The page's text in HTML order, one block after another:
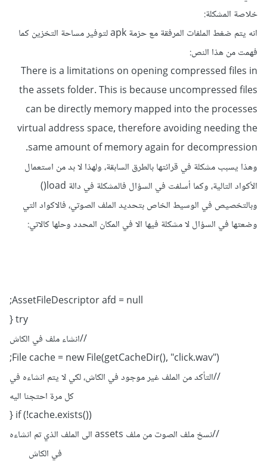
خلاصة المشكلة:
انه يتم ضغط الملفات المرفقة مع حزمة apk لتوفير مساحة التخزين كما
فهمت من هذا النص:
There is a limitations on opening compressed files in
the assets folder. This is because uncompressed files
can be directly memory mapped into the processes
virtual address space, therefore avoiding needing the
same amount of memory again for decompression.
وهذا يسبب مشكلة في قرائتها بالطرق السابقة، ولهذا لا بد من استعمال
الأكواد التالية، وكما أسلفت في السؤال فالمشكلة في دالة load()
وبالتخصيص في الوسيط الخاص بتحديد الملف الصوتي، فالاكواد التي
وضعتها في السؤال لا مشكلة فيها الا في المكان المحدد وحلها كالاتي:
AssetFileDescriptor afd = null;
//انشاء ملف في الكاش
//التأكد من الملف غير موجود في الكاش، لكي لا يتم انشاءه في
كل مرة احتجنا اليه
//نسخ ملف الصوت من ملف assets الى الملف الذي تم انشاءه
في الكاش